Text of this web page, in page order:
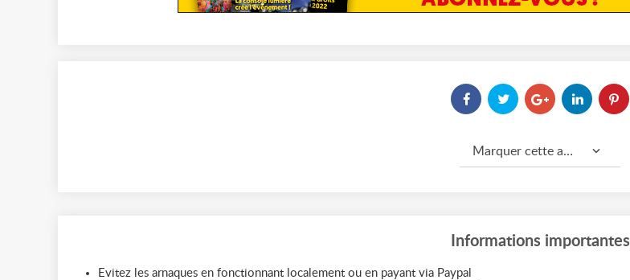
Marquer cette annonce comme...
Informations importantes
Evitez les arnaques en fonctionnant localement ou en payant via Paypal